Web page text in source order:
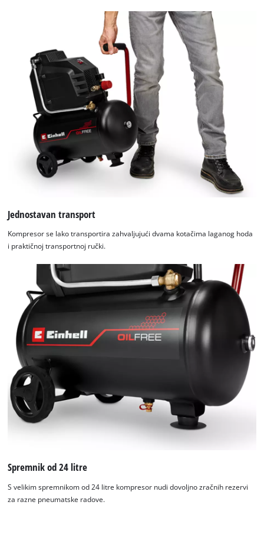
Jednostavan transport
Kompresor se lako transportira zahvaljujući dvama kotačima laganog hoda
i praktičnoj transportnoj ručki.
Spremnik od 24 litre
S velikim spremnikom od 24 litre kompresor nudi dovoljno zračnih rezervi
za razne pneumatske radove.